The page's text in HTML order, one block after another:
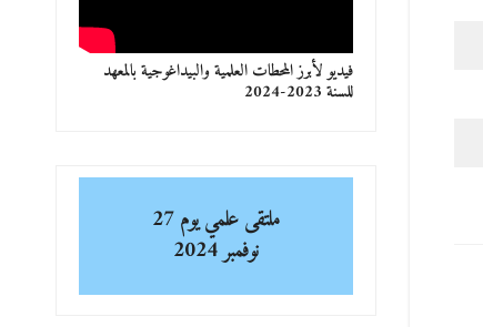
فيديو لأبرز المحطات العلمية والبيداغوجية بالمعهد
للسنة 2023-2024
ملتقى علمي
يوم 27
نوفمبر 2024